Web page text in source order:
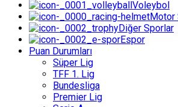
Voleybol
Motor
Diğer Sporlar
Espor
Puan Durumları
Süper Lig
TFF 1. Lig
Bundesliga
Premier Lig